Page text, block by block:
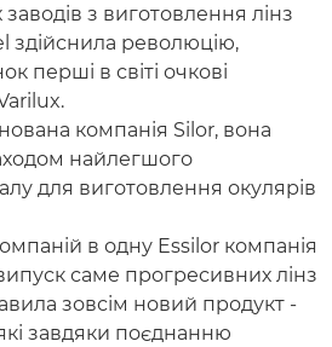
з виготовлення лінз
здійснила революцію,
перші в світі очкові
компанія Silor, вона
найлегшого
для виготовлення окулярів
в одну Essilor компанія
саме прогресивних лінз
зовсім новий продукт -
завдяки поєднанню